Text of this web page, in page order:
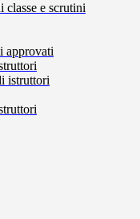
e scrutini
approvati
istruttori